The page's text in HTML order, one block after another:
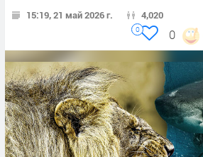
15:19, 21 май 2026 г. 4,020
0
0